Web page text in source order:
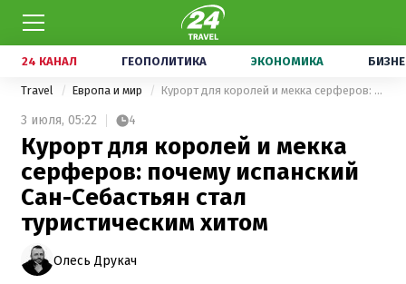
24 КАНАЛ ГЕОПОЛИТИКА ЭКОНОМИКА
Travel Европа и мир Курорт для королей и мекка серферов: почему испанский Сан-Себастьян стал туристическим хитом
3 июля, 05:22 4
Курорт для королей и мекка
серферов: почему испанский
Сан-Себастьян стал
туристическим хитом
Олесь Друкач